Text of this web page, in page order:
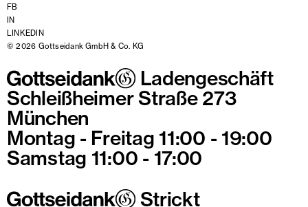
FB
IN
LINKEDIN
© 2026 Gottseidank GmbH & Co. KG
Ladengeschäft
Schleißheimer Straße 273
München
Montag - Freitag 11:00 - 19:00
Samstag 11:00 - 17:00
Strickt